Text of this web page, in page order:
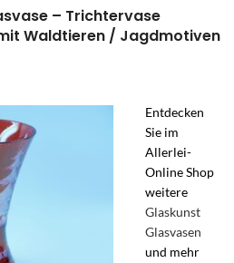
– Trichtervase
Waldtieren / Jagdmotiven
Entdecken
Sie im
Allerlei-
Online Shop
weitere
Glaskunst
Glasvasen
und mehr